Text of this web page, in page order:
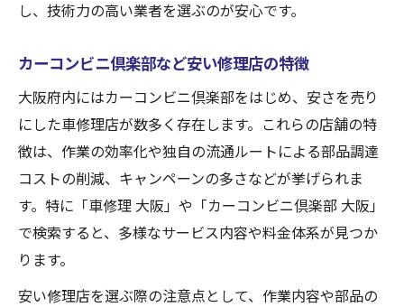
し、技術力の高い業者を選ぶのが安心です。
カーコンビニ倶楽部など安い修理店の特徴
大阪府内にはカーコンビニ倶楽部をはじめ、安さを売り
にした車修理店が数多く存在します。これらの店舗の特
徴は、作業の効率化や独自の流通ルートによる部品調達
コストの削減、キャンペーンの多さなどが挙げられま
す。特に「車修理 大阪」や「カーコンビニ倶楽部 大阪」
で検索すると、多様なサービス内容や料金体系が見つか
ります。
安い修理店を選ぶ際の注意点として、作業内容や部品の